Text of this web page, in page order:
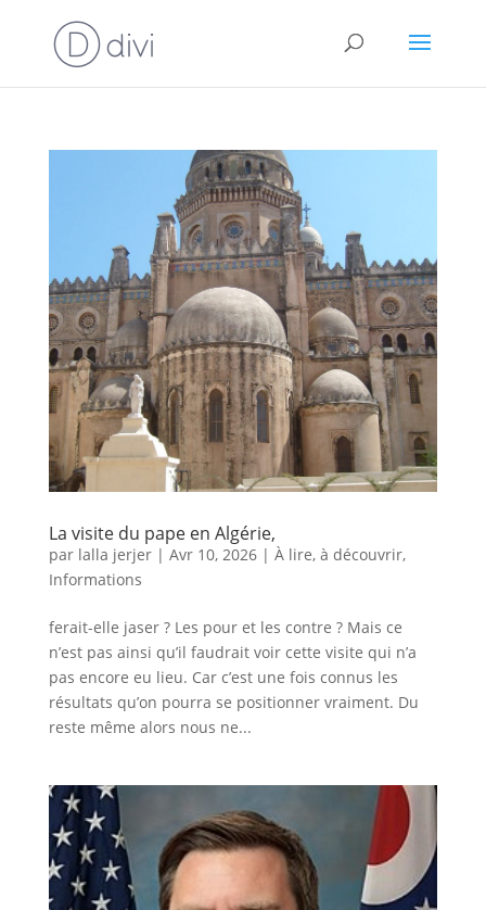
La visite du pape en Algérie,
par lalla jerjer| Avr 10, 2026| À lire, à découvrir,
Informations
ferait-elle jaser ? Les pour et les contre ? Mais ce
n’est pas ainsi qu’il faudrait voir cette visite qui n’a
pas encore eu lieu. Car c’est une fois connus les
résultats qu’on pourra se positionner vraiment. Du
reste même alors nous ne...